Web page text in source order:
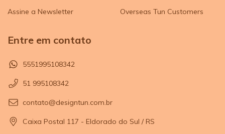
Assine a Newsletter Overseas Tun Customers
Entre em contato
5551995108342
51 995108342
contato@designtun.com.br
Caixa Postal 117 - Eldorado do Sul / RS